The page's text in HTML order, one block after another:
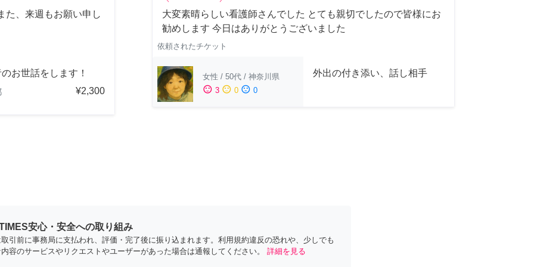
た、来週もお願い申し
お世話をします！
¥2,300
大変素晴らしい看護師さんでした とても親切でしたので皆様にお
勧めします 今日はありがとうございました
依頼されたチケット
女性 / 50代 / 神奈川県
sentiment_satisfied 3 sentiment_neutral 0 sentiment_dissatisfied 0
外出の付き添い、話し相手
安心・安全への取り組み
引前に事務局に支払われ、評価・完了後に振り込まれます。利用規約違反の恐れや、少しでも
容のサービスやリクエストやユーザーがあった場合は通報してください。
詳細を見る